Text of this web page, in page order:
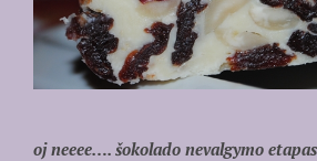
oj neeee…. šokolado nevalgymo